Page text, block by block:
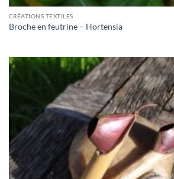
CRÉATIONS TEXTILES
Broche en feutrine – Hortensia